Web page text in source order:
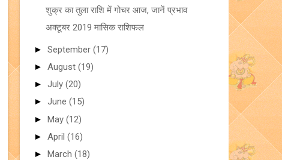
शुक्र का तुला राशि में गोचर आज, जानें प्रभाव
अक्टूबर 2019 मासिक राशिफल
► September (17)
► August (19)
► July (20)
► June (15)
► May (12)
► April (16)
► March (18)